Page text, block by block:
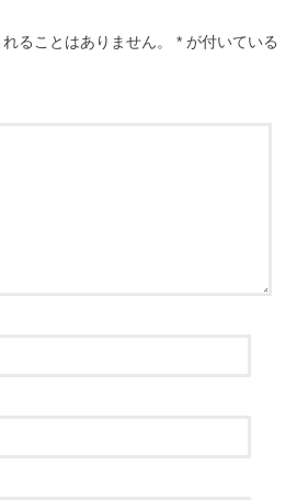
ることはありません。 * が付いている